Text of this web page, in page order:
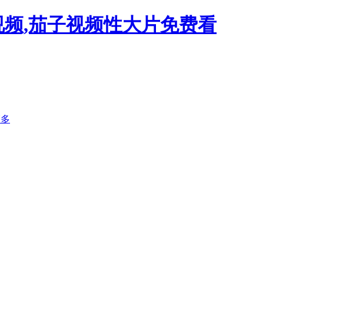
,茄子视频性大片免费看